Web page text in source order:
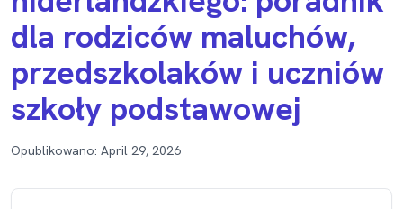
dla rodziców maluchów,
przedszkolaków i uczniów
szkoły podstawowej
Opublikowano: April 29, 2026